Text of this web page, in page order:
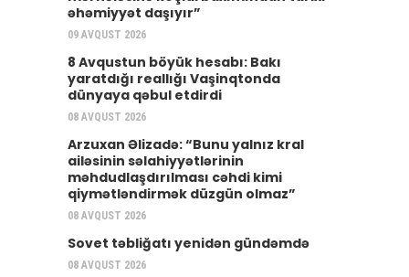
əhəmiyyət daşıyır”
09 AVQUST 2026
8 Avqustun böyük hesabı: Bakı
yaratdığı reallığı Vaşinqtonda
dünyaya qəbul etdirdi
08 AVQUST 2026
Arzuxan Əlizadə: “Bunu yalnız kral
ailəsinin səlahiyyətlərinin
məhdudlaşdırılması cəhdi kimi
qiymətləndirmək düzgün olmaz”
08 AVQUST 2026
Sovet təbliğatı yenidən gündəmdə
08 AVQUST 2026